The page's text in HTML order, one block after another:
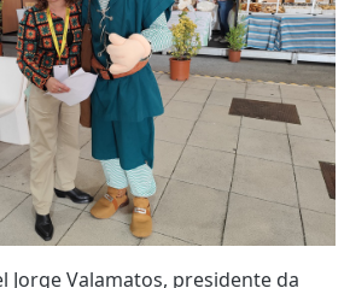
Jorge Valamatos, presidente da